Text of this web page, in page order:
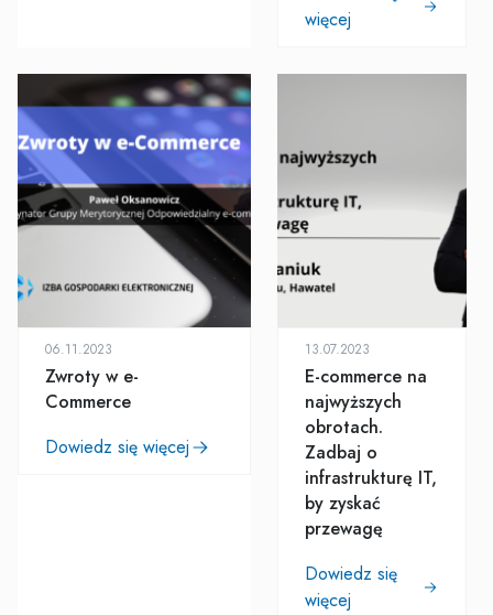
więcej
06.11.2023
Zwroty w e-
Commerce
Dowiedz się więcej
13.07.2023
E-commerce na
najwyższych
obrotach.
Zadbaj o
infrastrukturę IT,
by zyskać
przewagę
Dowiedz się
więcej